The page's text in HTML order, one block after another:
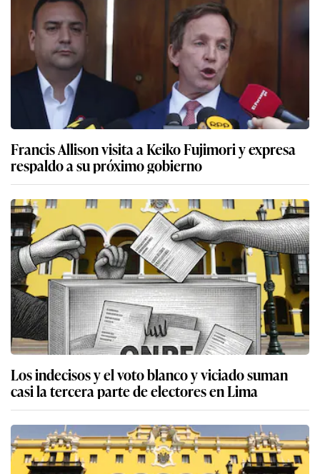
Francis Allison visita a Keiko Fujimori y expresa
respaldo a su próximo gobierno
Los indecisos y el voto blanco y viciado suman
casi la tercera parte de electores en Lima